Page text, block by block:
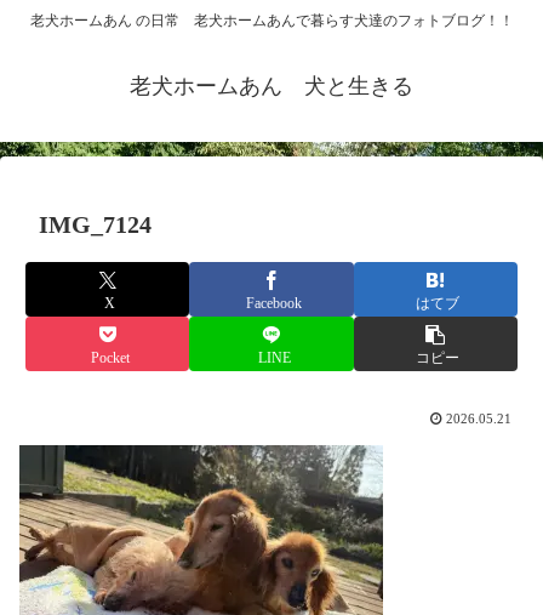
老犬ホームあん の日常 老犬ホームあんで暮らす犬達のフォトブログ！！
老犬ホームあん 犬と生きる
IMG_7124
X Facebook はてブ
Pocket LINE コピー
2026.05.21